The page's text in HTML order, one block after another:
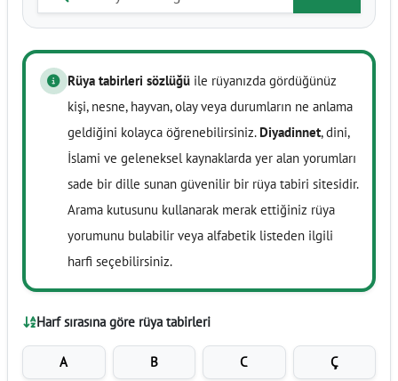
Rüya tabirleri sözlüğü ile rüyanızda gördüğünüz
kişi, nesne, hayvan, olay veya durumların ne anlama
geldiğini kolayca öğrenebilirsiniz. Diyadinnet, dini,
İslami ve geleneksel kaynaklarda yer alan yorumları
sade bir dille sunan güvenilir bir rüya tabiri sitesidir.
Arama kutusunu kullanarak merak ettiğiniz rüya
yorumunu bulabilir veya alfabetik listeden ilgili
harfi seçebilirsiniz.
Harf sırasına göre rüya tabirleri
A B C Ç